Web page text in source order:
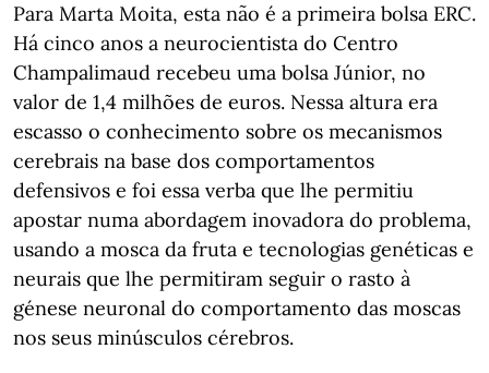
Para Marta Moita, esta não é a primeira bolsa ERC.
Há cinco anos a neurocientista do Centro
Champalimaud recebeu uma bolsa Júnior, no
valor de 1,4 milhões de euros. Nessa altura era
escasso o conhecimento sobre os mecanismos
cerebrais na base dos comportamentos
defensivos e foi essa verba que lhe permitiu
apostar numa abordagem inovadora do problema,
usando a mosca da fruta e tecnologias genéticas e
neurais que lhe permitiram seguir o rasto à
génese neuronal do comportamento das moscas
nos seus minúsculos cérebros.